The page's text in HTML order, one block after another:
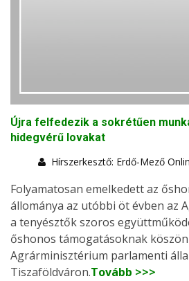
Újra felfedezik a sokrétűen
hidegvérű lovakat
Hírszerkesztő: Erdő-Mező
Folyamatosan emelkedett az
állománya az utóbbi öt évben az
a tenyésztők szoros
őshonos támogatásoknak
Agrárminisztérium parlamenti
Tiszaföldváron.Tovább >>>